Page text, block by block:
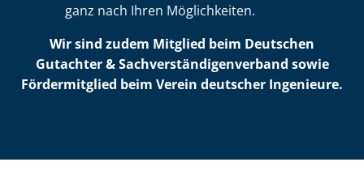
ganz nach Ihren Möglichkeiten.
Wir sind zudem Mitglied beim Deutschen
Gutachter & Sach­ver­stän­di­gen­ver­band sowie
Fördermitglied beim Verein deutscher Ingenieure.